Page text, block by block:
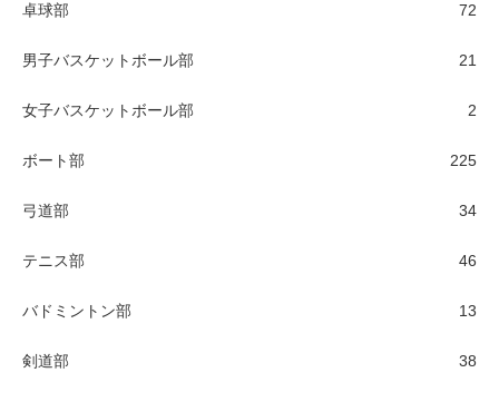
卓球部 72
男子バスケットボール部 21
女子バスケットボール部 2
ボート部 225
弓道部 34
テニス部 46
バドミントン部 13
剣道部 38